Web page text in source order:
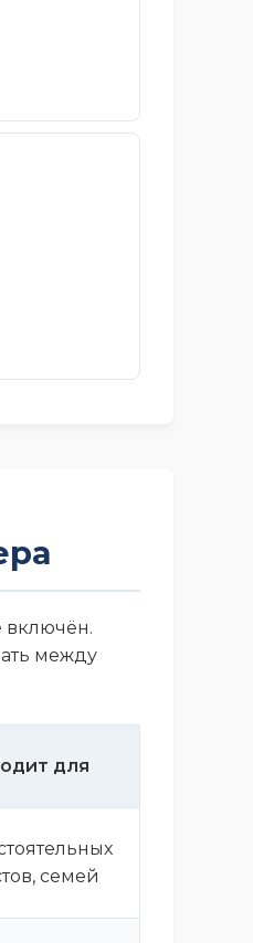
включён.
между
для
семей